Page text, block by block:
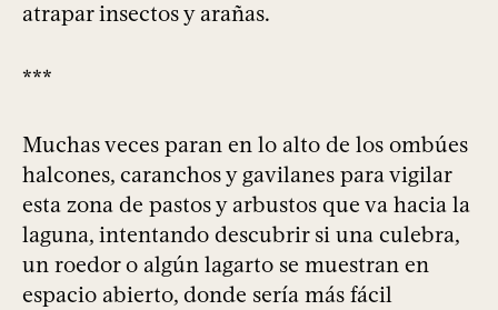
atrapar insectos y arañas.
***
Muchas veces paran en lo alto de los ombúes
halcones, caranchos y gavilanes para vigilar
esta zona de pastos y arbustos que va hacia la
laguna, intentando descubrir si una culebra,
un roedor o algún lagarto se muestran en
espacio abierto, donde sería más fácil